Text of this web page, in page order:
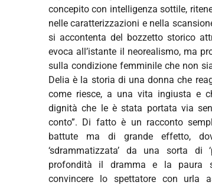
concepito con intelligenza sottile,
nelle caratterizzazioni e nella
si accontenta del bozzetto storico
evoca all’istante il neorealismo, ma
sulla condizione femminile che non
Delia è la storia di una donna che
come riesce, a una vita ingiusta e
dignità che le è stata portata via
conto”. Di fatto è un racconto
battute ma di grande effetto,
‘sdrammatizzata’ da una sorta di
profondità il dramma e la paura
convincere lo spettatore con urla